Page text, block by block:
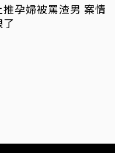
婦被罵渣男 案情